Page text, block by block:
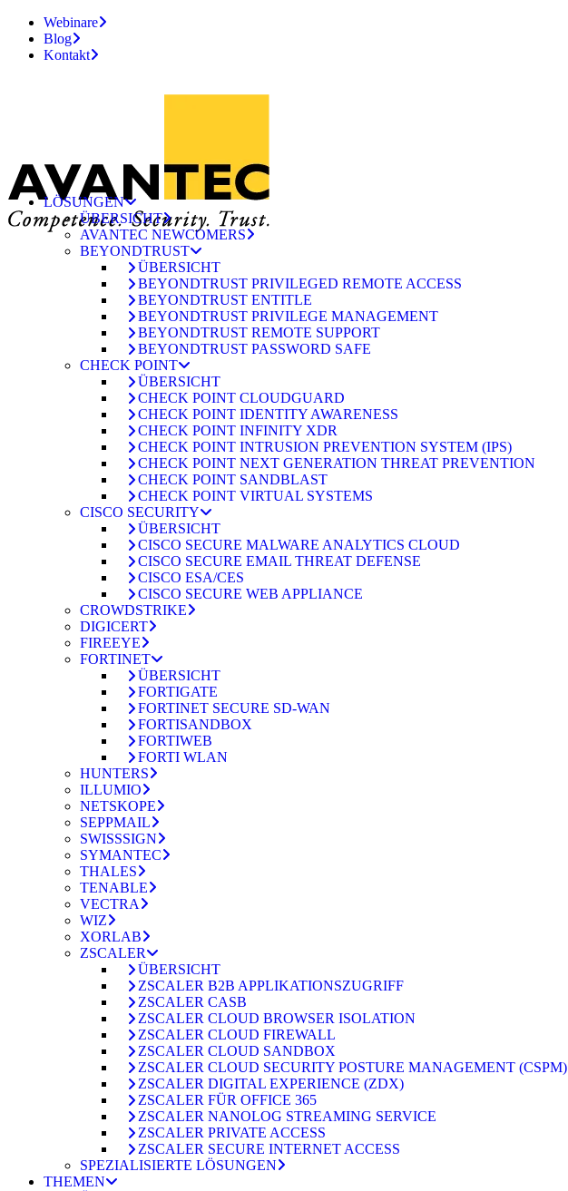
Webinare
Blog
Kontakt
LÖSUNGEN
ÜBERSICHT
AVANTEC NEWCOMERS
BEYONDTRUST
ÜBERSICHT
BEYONDTRUST PRIVILEGED REMOTE ACCESS
BEYONDTRUST ENTITLE
BEYONDTRUST PRIVILEGE MANAGEMENT
BEYONDTRUST REMOTE SUPPORT
BEYONDTRUST PASSWORD SAFE
CHECK POINT
ÜBERSICHT
CHECK POINT CLOUDGUARD
CHECK POINT IDENTITY AWARENESS
CHECK POINT INFINITY XDR
CHECK POINT INTRUSION PREVENTION SYSTEM (IPS)
CHECK POINT NEXT GENERATION THREAT PREVENTION
CHECK POINT SANDBLAST
CHECK POINT VIRTUAL SYSTEMS
CISCO SECURITY
ÜBERSICHT
CISCO SECURE MALWARE ANALYTICS CLOUD
CISCO SECURE EMAIL THREAT DEFENSE
CISCO ESA/CES
CISCO SECURE WEB APPLIANCE
CROWDSTRIKE
DIGICERT
FIREEYE
FORTINET
ÜBERSICHT
FORTIGATE
FORTINET SECURE SD-WAN
FORTISANDBOX
FORTIWEB
FORTI WLAN
HUNTERS
ILLUMIO
NETSKOPE
SEPPMAIL
SWISSSIGN
SYMANTEC
THALES
TENABLE
VECTRA
WIZ
XORLAB
ZSCALER
ÜBERSICHT
ZSCALER B2B APPLIKATIONSZUGRIFF
ZSCALER CASB
ZSCALER CLOUD BROWSER ISOLATION
ZSCALER CLOUD FIREWALL
ZSCALER CLOUD SANDBOX
ZSCALER CLOUD SECURITY POSTURE MANAGEMENT (CSPM)
ZSCALER DIGITAL EXPERIENCE (ZDX)
ZSCALER FÜR OFFICE 365
ZSCALER NANOLOG STREAMING SERVICE
ZSCALER PRIVATE ACCESS
ZSCALER SECURE INTERNET ACCESS
SPEZIALISIERTE LÖSUNGEN
THEMEN